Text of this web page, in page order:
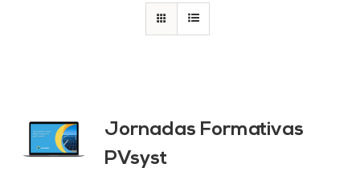
Jornadas Formativas
PVsyst